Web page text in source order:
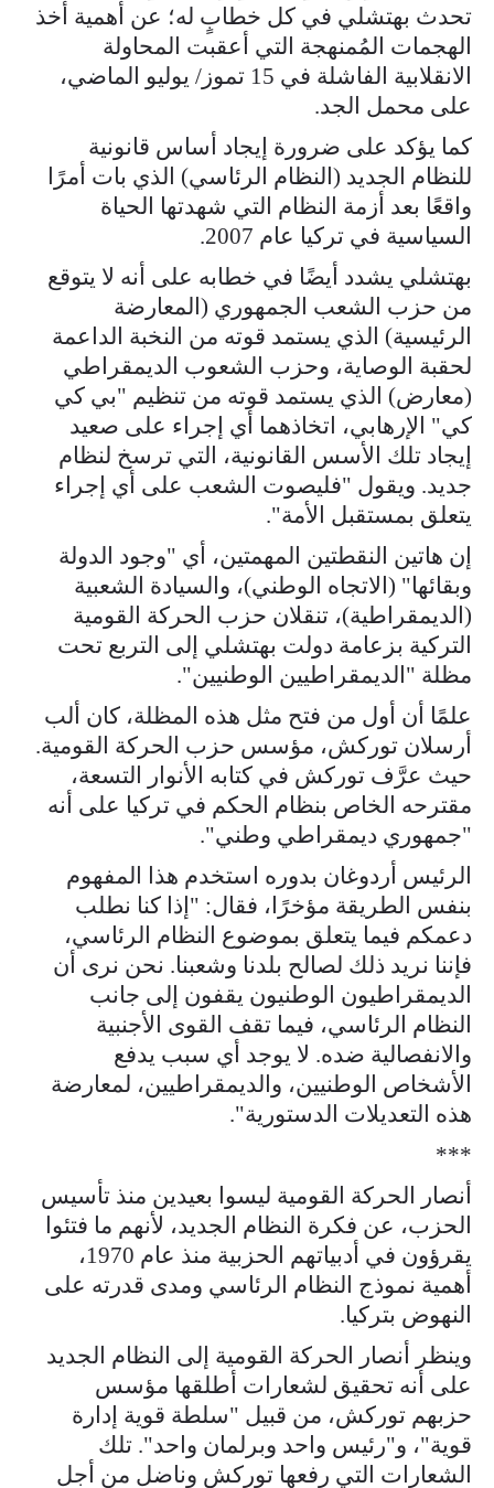
تحدث بهتشلي في كل خطابٍ له؛ عن أهمية أخذ
الهجمات المُمنهجة التي أعقبت المحاولة
الانقلابية الفاشلة في 15 تموز/ يوليو الماضي،
على محمل الجد.
كما يؤكد على ضرورة إيجاد أساس قانونية
للنظام الجديد (النظام الرئاسي) الذي بات أمرًا
واقعًا بعد أزمة النظام التي شهدتها الحياة
السياسية في تركيا عام 2007.
بهتشلي يشدد أيضًا في خطابه على أنه لا يتوقع
من حزب الشعب الجمهوري (المعارضة
الرئيسية) الذي يستمد قوته من النخبة الداعمة
لحقبة الوصاية، وحزب الشعوب الديمقراطي
(معارض) الذي يستمد قوته من تنظيم "بي كي
كي" الإرهابي، اتخاذهما أي إجراء على صعيد
إيجاد تلك الأسس القانونية، التي ترسخ لنظام
جديد. ويقول "فليصوت الشعب على أي إجراء
يتعلق بمستقبل الأمة".
إن هاتين النقطتين المهمتين، أي "وجود الدولة
وبقائها" (الاتجاه الوطني)، والسيادة الشعبية
(الديمقراطية)، تنقلان حزب الحركة القومية
التركية بزعامة دولت بهتشلي إلى التربع تحت
مظلة "الديمقراطيين الوطنيين".
علمًا أن أول من فتح مثل هذه المظلة، كان ألب
أرسلان توركش، مؤسس حزب الحركة القومية.
حيث عرَّف توركش في كتابه الأنوار التسعة،
مقترحه الخاص بنظام الحكم في تركيا على أنه
"جمهوري ديمقراطي وطني".
الرئيس أردوغان بدوره استخدم هذا المفهوم
بنفس الطريقة مؤخرًا، فقال: "إذا كنا نطلب
دعمكم فيما يتعلق بموضوع النظام الرئاسي،
فإننا نريد ذلك لصالح بلدنا وشعبنا. نحن نرى أن
الديمقراطيون الوطنيون يقفون إلى جانب
النظام الرئاسي، فيما تقف القوى الأجنبية
والانفصالية ضده. لا يوجد أي سبب يدفع
الأشخاص الوطنيين، والديمقراطيين، لمعارضة
هذه التعديلات الدستورية".
***
أنصار الحركة القومية ليسوا بعيدين منذ تأسيس
الحزب، عن فكرة النظام الجديد، لأنهم ما فتئوا
يقرؤون في أدبياتهم الحزبية منذ عام 1970،
أهمية نموذج النظام الرئاسي ومدى قدرته على
النهوض بتركيا.
وينظر أنصار الحركة القومية إلى النظام الجديد
على أنه تحقيق لشعارات أطلقها مؤسس
حزبهم توركش، من قبيل "سلطة قوية إدارة
قوية"، و"رئيس واحد وبرلمان واحد". تلك
الشعارات التي رفعها توركش وناضل من أجل